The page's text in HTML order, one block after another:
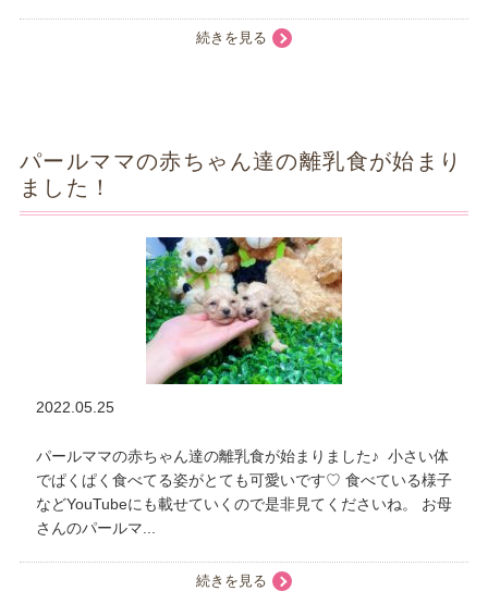
続きを見る
パールママの赤ちゃん達の離乳食が始まり
ました！
2022.05.25
パールママの赤ちゃん達の離乳食が始まりました♪ 小さい体
でぱくぱく食べてる姿がとても可愛いです♡ 食べている様子
などYouTubeにも載せていくので是非見てくださいね。 お母
さんのパールマ...
続きを見る